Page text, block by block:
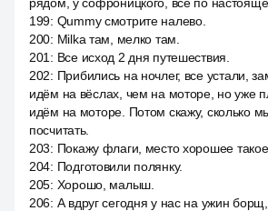
199: Qummy смотрите налево.
200: Milka там, мелко там.
201 : Все исход 2 дня путешествия.
202: Прибились на ночлег, все устали,
идём на вёслах, чем на моторе, но уже
идём на моторе. Потом скажу, сколько
посчитать.
203: Покажу флаги, место хорошее
204: Подготовили полянку.
205: Хорошо, малыш.
206: А вдруг сегодня у нас на ужин борщ,